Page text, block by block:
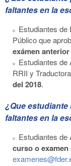
faltantes en la
Estudiantes
Público que
exámen
Estudiantes de
RRII y
del 2018.
¿Que
faltantes en la
Estudiantes de
curso o examen